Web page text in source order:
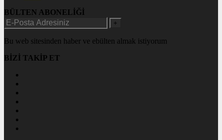
BÜLTEN ABONELİĞİ
+
Bu web sitesinden haber ve ebülten almak istiyorum
BİZİ TAKİP ET